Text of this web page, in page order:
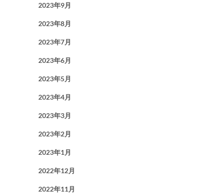
2023年9月
2023年8月
2023年7月
2023年6月
2023年5月
2023年4月
2023年3月
2023年2月
2023年1月
2022年12月
2022年11月